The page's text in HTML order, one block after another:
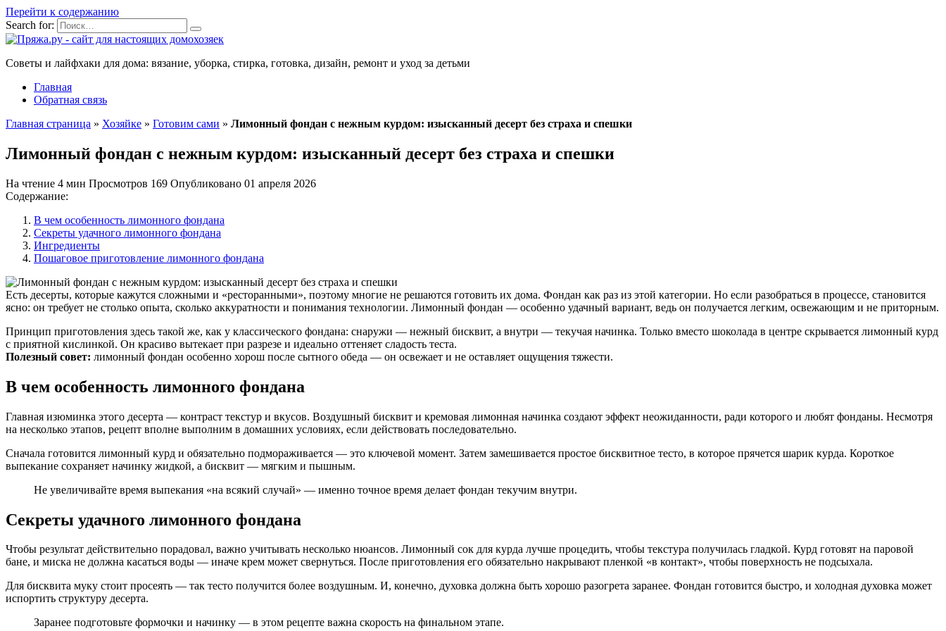
Перейти к содержанию
Search for:
Советы и лайфхаки для дома: вязание, уборка, стирка, готовка, дизайн, ремонт и уход за детьми
Главная
Обратная связь
Главная страница » Хозяйке » Готовим сами » Лимонный фондан с нежным курдом: изысканный десерт без страха и спешки
Лимонный фондан с нежным курдом: изысканный десерт без страха и спешки
На чтение 4 мин Просмотров 169 Опубликовано 01 апреля 2026
Содержание:
В чем особенность лимонного фондана
Секреты удачного лимонного фондана
Ингредиенты
Пошаговое приготовление лимонного фондана
Есть десерты, которые кажутся сложными и «ресторанными», поэтому многие не решаются готовить их дома. Фондан как раз из этой категории. Но если разобраться в процессе, становится
ясно: он требует не столько опыта, сколько аккуратности и понимания технологии. Лимонный фондан — особенно удачный вариант, ведь он получается легким, освежающим и не приторным.
Принцип приготовления здесь такой же, как у классического фондана: снаружи — нежный бисквит, а внутри — текучая начинка. Только вместо шоколада в центре скрывается лимонный курд
с приятной кислинкой. Он красиво вытекает при разрезе и идеально оттеняет сладость теста.
Полезный совет: лимонный фондан особенно хорош после сытного обеда — он освежает и не оставляет ощущения тяжести.
В чем особенность лимонного фондана
Главная изюминка этого десерта — контраст текстур и вкусов. Воздушный бисквит и кремовая лимонная начинка создают эффект неожиданности, ради которого и любят фонданы. Несмотря
на несколько этапов, рецепт вполне выполним в домашних условиях, если действовать последовательно.
Сначала готовится лимонный курд и обязательно подмораживается — это ключевой момент. Затем замешивается простое бисквитное тесто, в которое прячется шарик курда. Короткое
выпекание сохраняет начинку жидкой, а бисквит — мягким и пышным.
Не увеличивайте время выпекания «на всякий случай» — именно точное время делает фондан текучим внутри.
Секреты удачного лимонного фондана
Чтобы результат действительно порадовал, важно учитывать несколько нюансов. Лимонный сок для курда лучше процедить, чтобы текстура получилась гладкой. Курд готовят на паровой
бане, и миска не должна касаться воды — иначе крем может свернуться. После приготовления его обязательно накрывают пленкой «в контакт», чтобы поверхность не подсыхала.
Для бисквита муку стоит просеять — так тесто получится более воздушным. И, конечно, духовка должна быть хорошо разогрета заранее. Фондан готовится быстро, и холодная духовка может
испортить структуру десерта.
Заранее подготовьте формочки и начинку — в этом рецепте важна скорость на финальном этапе.